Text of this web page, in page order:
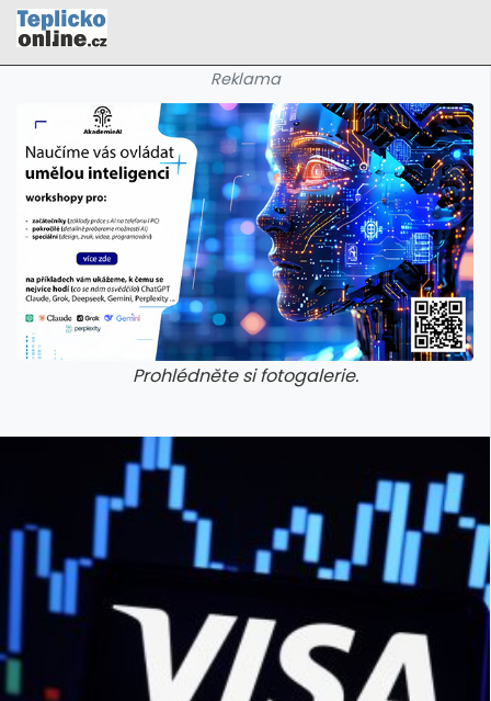
Reklama
Prohlédněte si fotogalerie.